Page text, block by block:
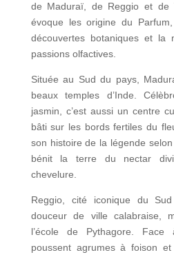
de Maduraï, de Reggio et de
évoque les origine du
découvertes botaniques et la
passions olfactives.
Située au Sud du pays,
beaux temples d’Inde.
jasmin, c’est aussi un centre
bâti sur les bords fertiles du
son histoire de la légende
bénit la terre du nectar
chevelure.
Reggio, cité iconique du
douceur de ville calabraise,
l’école de Pythagore.
poussent agrumes à foison